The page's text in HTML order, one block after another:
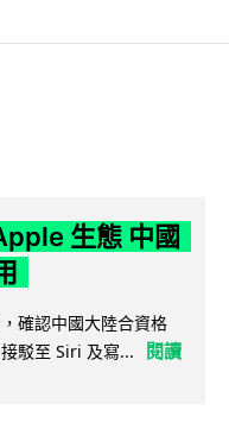
生態 中國
確認中國大陸合資格
駁至 Siri 及寫...
閱讀